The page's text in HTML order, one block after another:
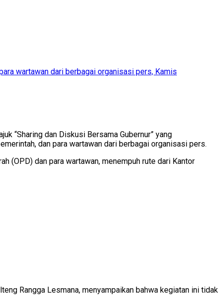
wartawan dari berbagai organisasi pers, Kamis
“Sharing dan Diskusi Bersama Gubernur” yang
dan para wartawan dari berbagai organisasi pers.
(OPD) dan para wartawan, menempuh rute dari Kantor
Rangga Lesmana, menyampaikan bahwa kegiatan ini tidak